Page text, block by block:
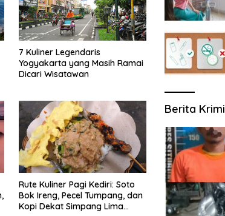
7 Kuliner Legendaris
Yogyakarta yang Masih Ramai
Dicari Wisatawan
Rute Kuliner Pagi Kediri: Soto
Bok Ireng, Pecel Tumpang, dan
Kopi Dekat Simpang Lima
Berita